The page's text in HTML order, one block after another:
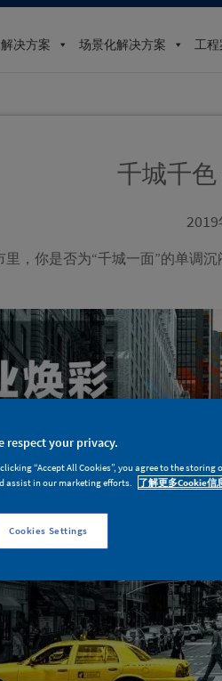
决方案 场景化解决方案 工程
千城千
，你是否为“千城一面”的单调
respect your privacy.
clicking “Accept All Cookies”, you agree to the
assist in our marketing efforts.
了解更多Cookie信
Cookies Settings